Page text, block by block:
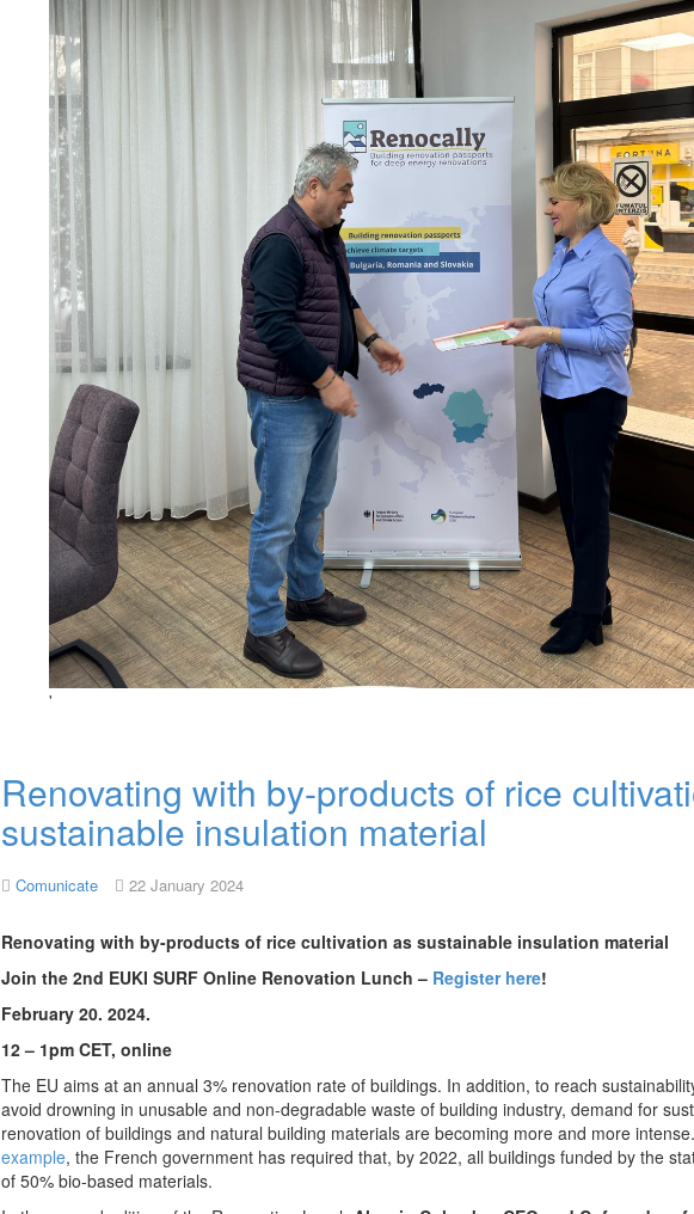
'
Renovating with by-products of rice
sustainable insulation material
Comunicate 22 January 2024
Renovating with by-products of rice cultivation as sustainable insulation material
Join the 2nd EUKI SURF Online Renovation Lunch – Register here!
February 20. 2024.
12 – 1pm CET, online
The EU aims at an annual 3% renovation rate of buildings. In addition, to reach
avoid drowning in unusable and non-degradable waste of building industry, demand for
renovation of buildings and natural building materials are becoming more and more intense.
example, the French government has required that, by 2022, all buildings funded by the
of 50% bio-based materials.